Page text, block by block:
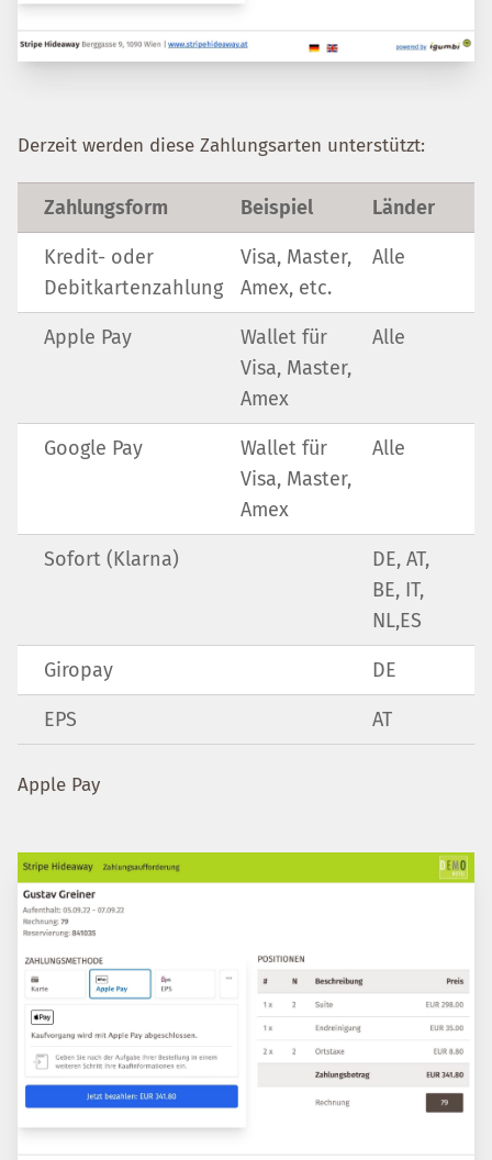
Derzeit werden diese Zahlungsarten unterstützt:
Zahlungsform Beispiel Länder
Kredit- oder
Debitkartenzahlung
Visa, Master,
Amex, etc.
Alle
Apple Pay
Wallet für
Visa, Master,
Amex
Alle
Google Pay
Wallet für
Visa, Master,
Amex
Alle
Sofort (Klarna)
DE, AT,
BE, IT,
NL,ES
Giropay DE
EPS AT
Apple Pay